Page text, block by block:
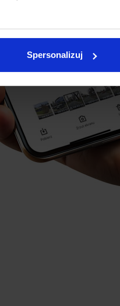
Spersonalizuj